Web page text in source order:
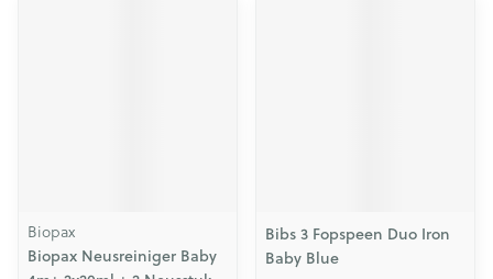
Biopax
Biopax Neusreiniger Baby
Bibs 3 Fopspeen Duo Iron
Baby Blue